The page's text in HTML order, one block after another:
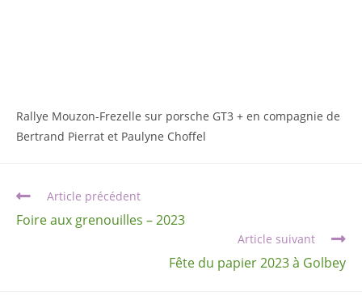
Rallye Mouzon-Frezelle sur porsche GT3 + en compagnie de
Bertrand Pierrat et Paulyne Choffel
Article précédent
Foire aux grenouilles – 2023
Article suivant
Fête du papier 2023 à Golbey